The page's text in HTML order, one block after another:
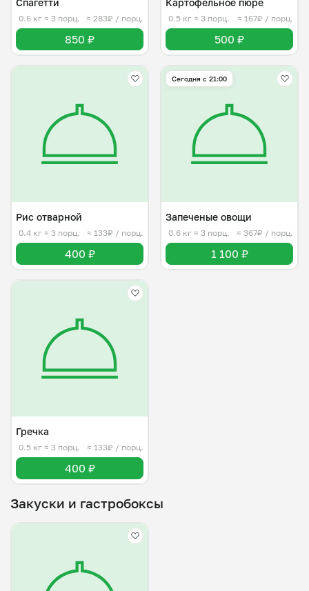
Спагетти
0.6 кг ≈ 3 порц. ≈ 283₽ / порц.
850 ₽
Картофельное пюре
0.5 кг ≈ 3 порц. ≈ 167₽ / порц.
500 ₽
Рис отварной
0.4 кг ≈ 3 порц. ≈ 133₽ / порц.
400 ₽
Сегодня с 21:00
Запеченые овощи
0.6 кг ≈ 3 порц. ≈ 367₽ / порц.
1 100 ₽
Гречка
0.5 кг ≈ 3 порц. ≈ 133₽ / порц.
400 ₽
Закуски и гастробоксы